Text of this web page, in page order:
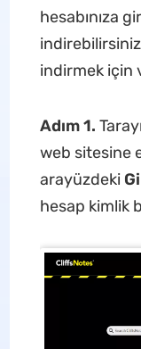
hesabınıza
indirmek için
Adım 1.
web sitesine
arayüzdeki
hesap kimlik